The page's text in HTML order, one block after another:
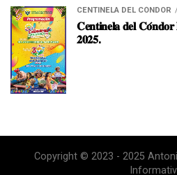
CENTINELA DEL CÓNDOR
𝐂𝐞𝐧𝐭𝐢𝐧𝐞𝐥𝐚 𝐝𝐞𝐥 𝐂𝐨́𝐧𝐝𝐨𝐫
𝟐𝟎𝟐𝟓.
Copyright © 2023 - 2025